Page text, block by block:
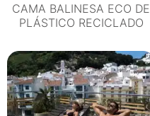
CAMA BALINESA ECO DE
PLÁSTICO RECICLADO